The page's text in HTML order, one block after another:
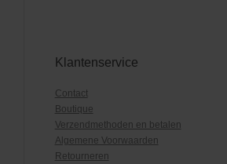
Klantenservice
Contact
Boutique
Verzendmethoden en betalen
Algemene Voorwaarden
Retourneren